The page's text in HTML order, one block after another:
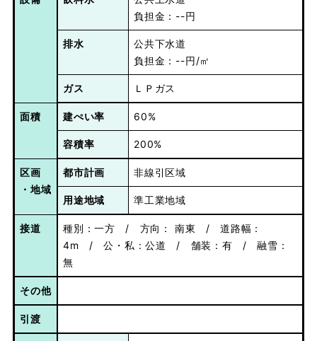
負担金：--円
排水
公共下水道
負担金：--円/㎡
ガス ＬＰガス
面積 建ぺい率 60%
容積率 200%
区画
・地域
都市計画 非線引区域
用途地域 準工業地域
接道
種別：一方 / 方向： 南東 / 道路幅：
4m / 公・私：公道 / 舗装：有 / 融雪：
無
その他
引渡